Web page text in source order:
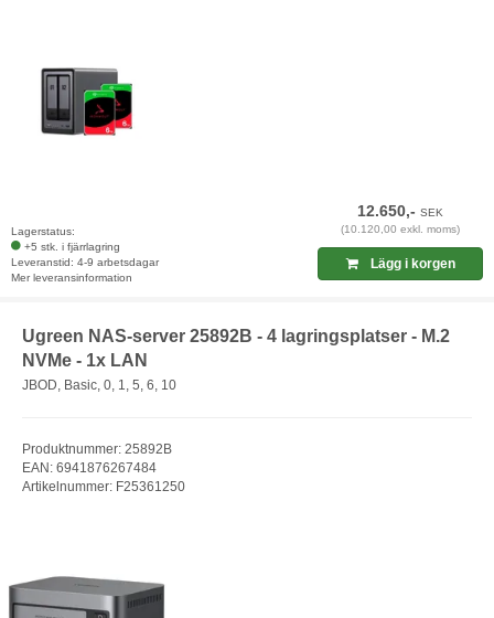
Lagerstatus:
+5 stk. i fjärrlagring
Leveranstid: 4-9 arbetsdagar
Mer leveransinformation
12.650,-SEK
(10.120,00 exkl. moms)
Lägg i korgen
Ugreen NAS-server 25892B - 4 lagringsplatser - M.2
NVMe - 1x LAN
JBOD, Basic, 0, 1, 5, 6, 10
Produktnummer: 25892B
EAN: 6941876267484
Artikelnummer: F25361250